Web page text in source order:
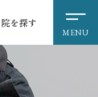
を探す
MENU